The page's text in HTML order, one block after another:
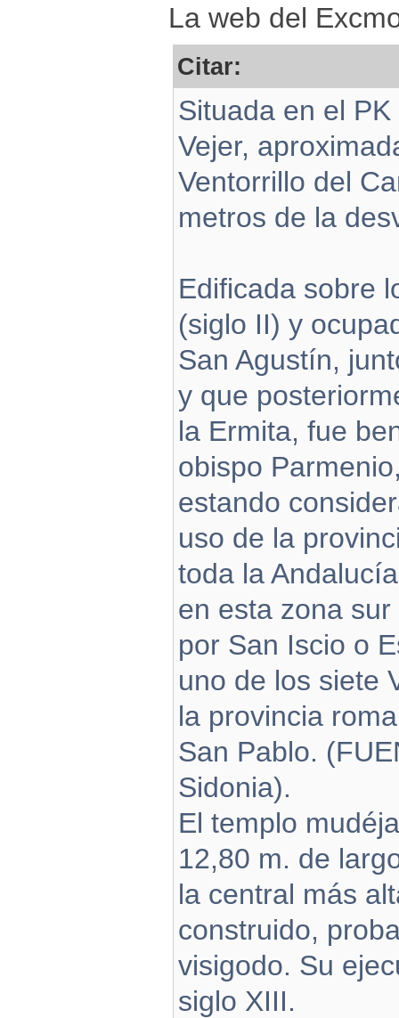
La web del
Citar:
Situada en el
Vejer,
Ventorrillo del
metros de la
Edificada sobre
(siglo II) y
San Agustín,
y que
la Ermita, fue
obispo
estando
uso de la
toda la
en esta zona
por San Iscio o
uno de los siete
la provincia
San Pablo.
Sidonia).
El templo
12,80 m. de
la central más
construido,
visigodo. Su
siglo XIII.